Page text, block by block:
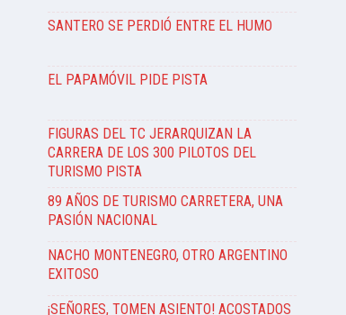
SANTERO SE PERDIÓ ENTRE EL HUMO
EL PAPAMÓVIL PIDE PISTA
FIGURAS DEL TC JERARQUIZAN LA
CARRERA DE LOS 300 PILOTOS DEL
TURISMO PISTA
89 AÑOS DE TURISMO CARRETERA, UNA
PASIÓN NACIONAL
NACHO MONTENEGRO, OTRO ARGENTINO
EXITOSO
¡SEÑORES, TOMEN ASIENTO! ACOSTADOS